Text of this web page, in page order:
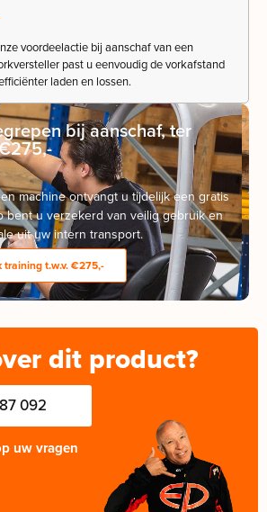
voordeelactie bij aanschaf van een
past u eenvoudig de vorkafstand
laden en lossen.
bij aanschaf, ter
machine ontvangt u tijdelijk een gratis
bent u verzekerd van veilig gebruik en
uit uw intern transport.
training t.w.v. €275,-
dit product?
092
uw vragen